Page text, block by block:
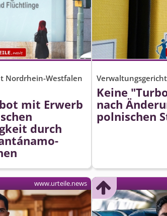
Nordrhein-Westfalen
mit Erwerb
durch
Keine
nach
polnischen
www.urteile.news